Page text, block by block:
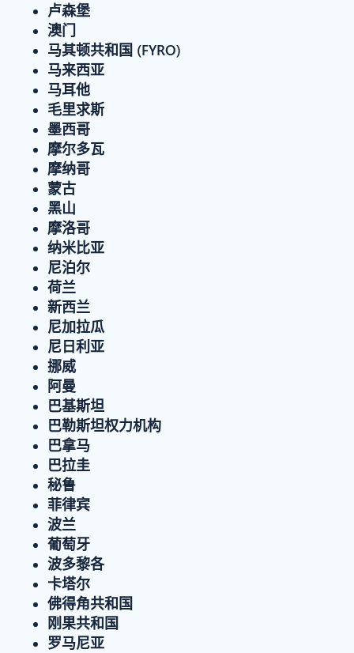
卢森堡
澳门
马其顿共和国 (FYRO)
马来西亚
马耳他
毛里求斯
墨西哥
摩尔多瓦
摩纳哥
蒙古
黑山
摩洛哥
纳米比亚
尼泊尔
荷兰
新西兰
尼加拉瓜
尼日利亚
挪威
阿曼
巴基斯坦
巴勒斯坦权力机构
巴拿马
巴拉圭
秘鲁
菲律宾
波兰
葡萄牙
波多黎各
卡塔尔
佛得角共和国
刚果共和国
罗马尼亚